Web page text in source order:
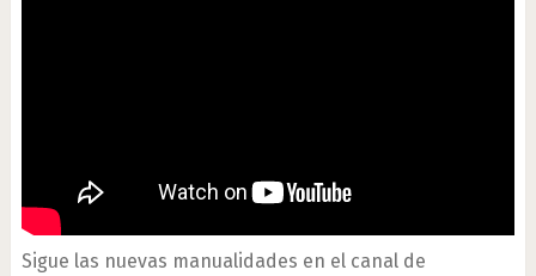
Sigue las nuevas manualidades en el canal de